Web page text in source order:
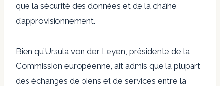
que la sécurité des données et de la chaîne
d’approvisionnement.
Bien qu’Ursula von der Leyen, présidente de la
Commission européenne, ait admis que la plupart
des échanges de biens et de services entre la